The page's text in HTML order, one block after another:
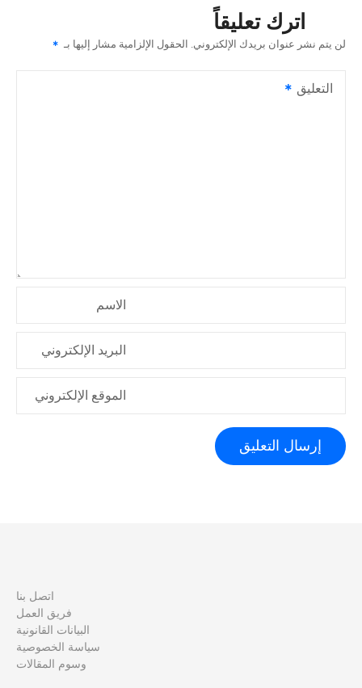
ا
م
اترك تعليقاً
لن يتم نشر عنوان بريدك الإلكتروني. الحقول الإلزامية مشار إليها بـ
التعليق
الاسم
البريد الإلكتروني
الموقع الإلكتروني
اتصل بنا
فريق العمل
البيانات القانونية
سياسة الخصوصية
وسوم المقالات